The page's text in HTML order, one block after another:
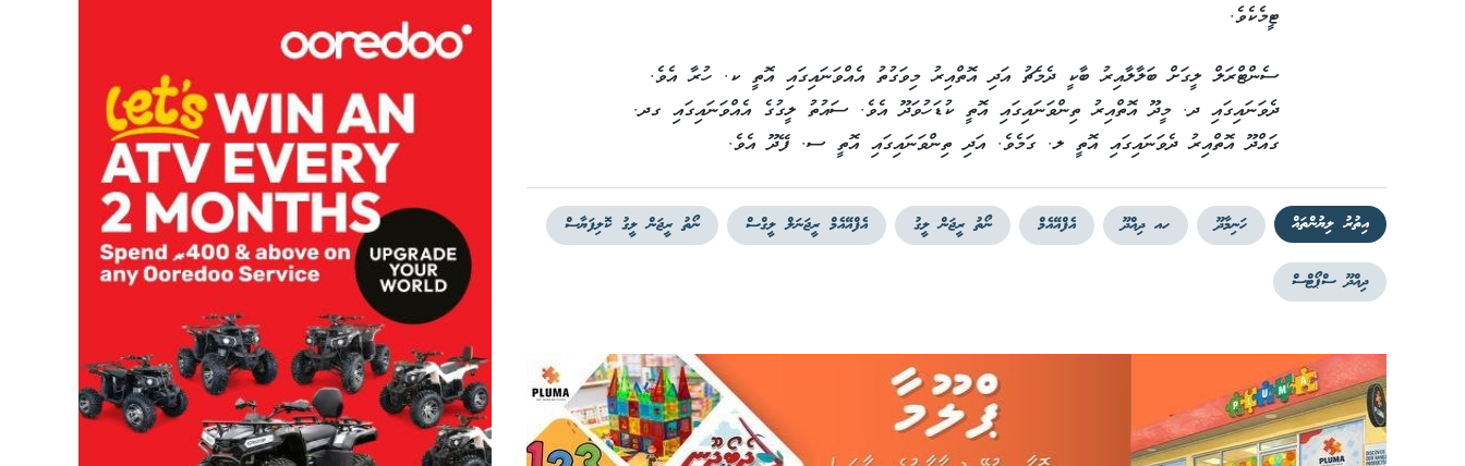
ޓީމެކެވެ.
ސެންޓްރަލް ލީގަށް ބަލާލާއިރު ބާކީ ދެމެޗު އަދި އޮތްއިރު މިވަގުތު އެއްވަނައިގައި އޮތީ ކ. ހުރާ އެވެ.
ދެވަނައިގައި ދ. މީދޫ އޮތްއިރު ތިންވަނައިގައި އޮތީ ކުޑަހުވަދޫ އެވެ. ސައުތު ލީގުގެ އެއްވަނައިގައި ގދ.
ގައްދޫ އޮތްއިރު ދެވަނައިގައި އޮތީ ލ. ގަމެވެ. އަދި ތިންވަނައިގައި އޮތީ ސ. ފޭދޫ އެވެ.
އިތުރު ލިޔުންތައް ހަނިމާދޫ ހއ ދިއްދޫ އެފްއޭއެމް ނޯތު ރީޖަން ލީގު އެފްއޭއެމް ރީޖަނަލް ލީގްސް ނޯތު ރީޖަން ލީގު ކޮލިފަޔާސް
ދިއްދޫ ސްޕޯޓްސް